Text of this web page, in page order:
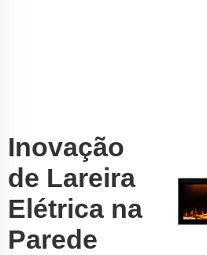
Inovação
de Lareira
Elétrica na
Parede